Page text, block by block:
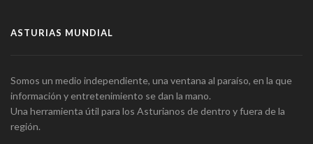
ASTURIAS MUNDIAL
Somos un medio independiente, una ventana al paraíso, en la que
información y entretenimiento se dan la mano.
Una herramienta útil para los Asturianos de dentro y fuera de la
región.